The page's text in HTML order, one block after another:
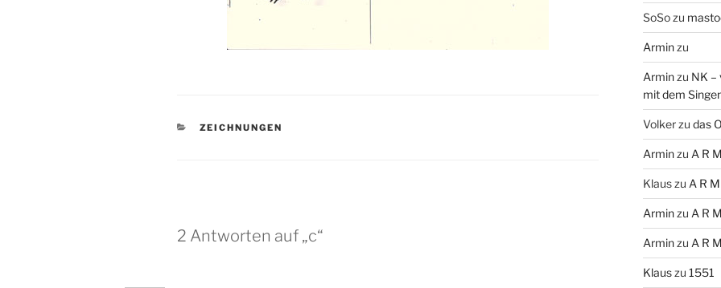
KATEGORIEN
ZEICHNUNGEN
2 Antworten auf „c“
SoSozu
Arminzu
Arminzu NK –
mit dem
Volkerzu das
Arminzu A R
Klauszu A R
Arminzu A R
Arminzu A R
Klauszu 1551